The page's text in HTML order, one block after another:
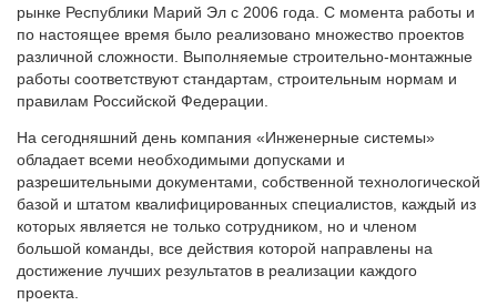
рынке Республики Марий Эл с 2006 года. С момента работы и
по настоящее время было реализовано множество проектов
различной сложности. Выполняемые строительно-монтажные
работы соответствуют стандартам, строительным нормам и
правилам Российской Федерации.
На сегодняшний день компания «Инженерные системы»
обладает всеми необходимыми допусками и
разрешительными документами, собственной технологической
базой и штатом квалифицированных специалистов, каждый из
которых является не только сотрудником, но и членом
большой команды, все действия которой направлены на
достижение лучших результатов в реализации каждого
проекта.